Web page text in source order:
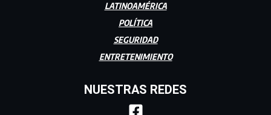
LATINOAMÉRICA
POLÍTICA
SEGURIDAD
ENTRETENIMIENTO
NUESTRAS REDES